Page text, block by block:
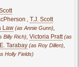
, T.J. Scott
Law (as Annie Gunn),
Billy Rich), Victoria Pratt (as
Tarabay (as Roy Dillen),
Holly Fields)